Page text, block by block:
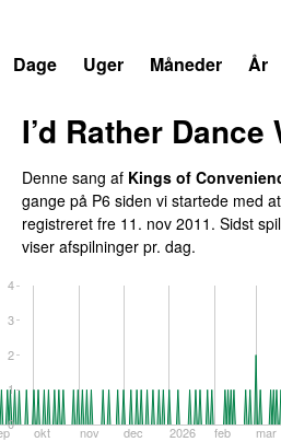
Dage
Uger Måneder År
I’d Rather Dance
Denne sang af Kings of
gange på P6 siden vi startede med
registreret fre 11. nov 2011 . Sidst
viser afspilninger pr. dag.
okt nov dec 2026 feb mar
0
1
2
3
4